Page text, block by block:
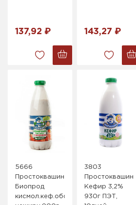
137,92 ₽ 143,27 ₽
5666
Простоквашино
Биопрод
кисмол.кеф.обогащ.Клубника,
3803
Простоквашино
Кефир 3,2%
930г ПЭТ,